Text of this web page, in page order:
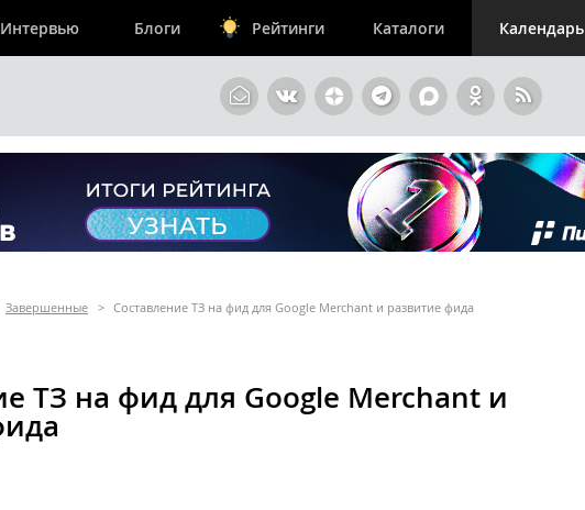
Интервью Блоги Рейтинги Каталоги Календарь
Завершенные > Составление ТЗ на фид для Google Merchant и развитие фида
ТЗ на фид для Google Merchant и